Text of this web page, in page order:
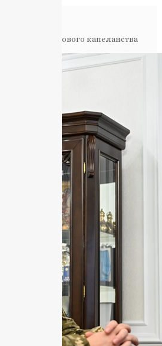
Служба військового капеланства